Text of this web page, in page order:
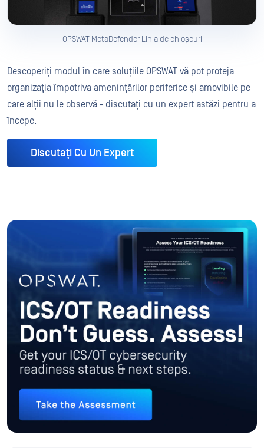
OPSWAT MetaDefender Linia de chioșcuri
Descoperiți modul în care soluțiile OPSWAT vă pot proteja
organizația împotriva amenințărilor periferice și amovibile pe
care alții nu le observă - discutați cu un expert astăzi pentru a
începe.
Discutați Cu Un Expert